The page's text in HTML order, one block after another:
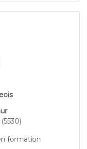
formation